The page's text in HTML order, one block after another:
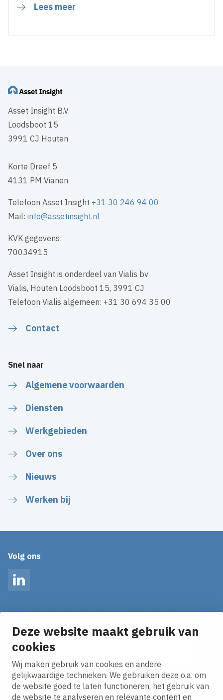
Deze website maakt gebruik van
cookies
Wij maken gebruik van cookies en andere
gelijkwaardige technieken. We gebruiken deze o.a. om
de website goed te laten functioneren, het gebruik van
de website te analyseren en relevante content en
Lees meer
Asset Insight B.V.
Loodsboot 15
3991 CJ Houten
Korte Dreef 5
4131 PM Vianen
Telefoon Asset Insight +31 30 246 94 00
Mail:info@assetinsight.nl
KVK gegevens:
70034915
Asset Insight is onderdeel van Vialis bv
Vialis, Houten Loodsboot 15, 3991 CJ
Telefoon Vialis algemeen: +31 30 694 35 00
Contact
Snel naar
Algemene voorwaarden
Diensten
Werkgebieden
Over ons
Nieuws
Werken bij
Volg ons
LinkedIn
Ontvang onze nieuws alerts in je mailbox!
E-mailadres
Ik ga akkoord met hetprivacy statement.